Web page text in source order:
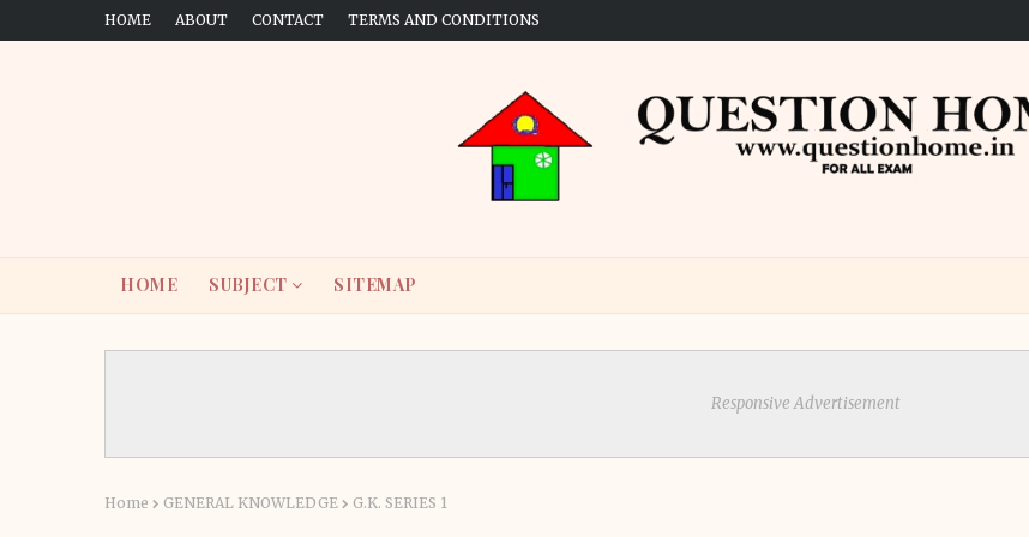
HOME ABOUT CONTACT TERMS AND CONDITIONS
HOME SUBJECT SITEMAP
Responsive Advertisement
Home GENERAL KNOWLEDGE G.K. SERIES 1